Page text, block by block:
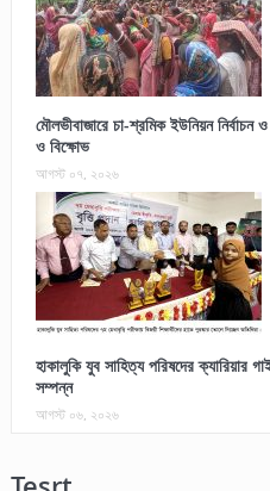
মৌলভীবাজারে চা-শ্রমিক ইউনিয়ন নির্বাচন
ও বিক্ষোভ
আগস্ট ০৭, ২০২৬
হাকালুকি যুব সাহিত্য পরিষদের ক্যারিয়ার
সম্পন্ন
আগস্ট ০৬, ২০২৬